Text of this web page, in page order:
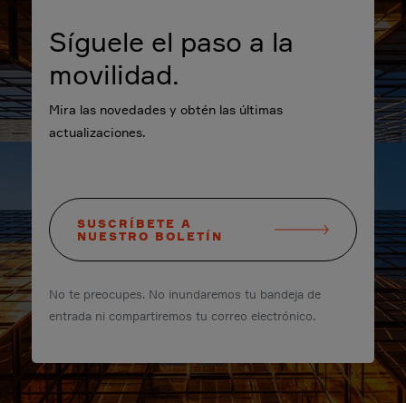
Síguele el paso a la
movilidad.
Mira las novedades y obtén las últimas
actualizaciones.
SUSCRÍBETE A
NUESTRO BOLETÍN
No te preocupes. No inundaremos tu bandeja de
entrada ni compartiremos tu correo electrónico.